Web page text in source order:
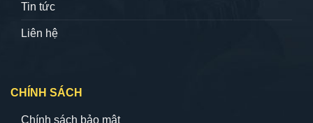
Tin tức
Liên hệ
CHÍNH SÁCH
Chính sách bảo mật